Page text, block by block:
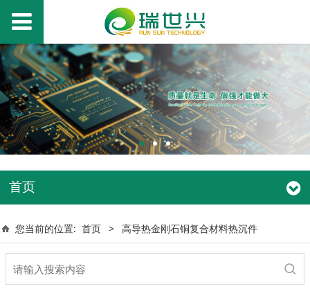
首页
您当前的位置: 首页 > 高导热金刚石铜复合材料热沉件